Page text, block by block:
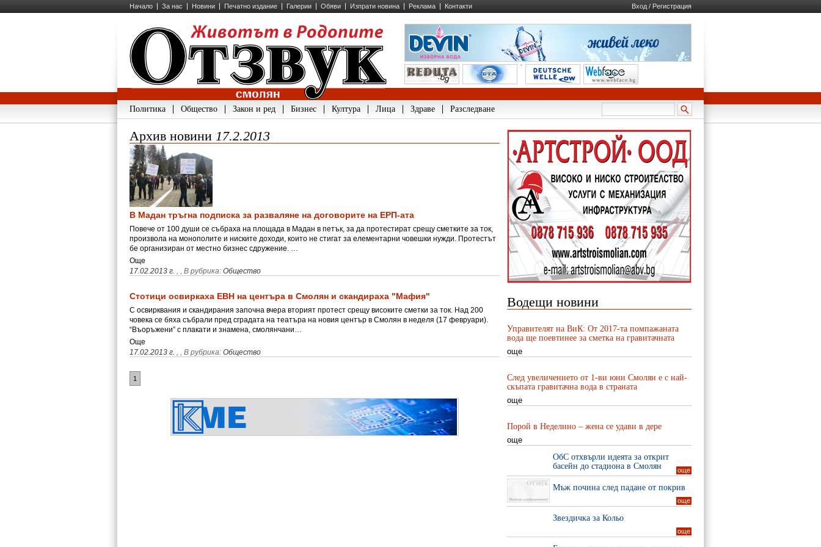
Начало За нас Новини Печатно издание Галерии Обяви Изпрати новина Реклама Контакти Вход / Регистрация
Политика Общество Закон и ред Бизнес Култура Лица Здраве Разследване
Архив новини 17.2.2013
В Мадан тръгна подписка за разваляне на договорите на ЕРП-ата
Повече от 100 души се събраха на площада в Мадан в петък, за да протестират срещу сметките за ток,
произвола на монополите и ниските доходи, които не стигат за елементарни човешки нужди. Протестът
бе организиран от местно бизнес сдружение. …
17.02.2013 г. , , В рубрика: Общество
Още
Стотици освиркаха ЕВН на центъра в Смолян и скандираха "Мафия"
С освирквания и скандирания започна вчера вторият протест срещу високите сметки за ток. Над 200
човека се бяха събрали пред сградата на театъра на новия център в Смолян в неделя (17 февруари).
“Въоръжени” с плакати и знамена, смолянчани…
17.02.2013 г. , , В рубрика: Общество
Още
1
Водещи новини
Управителят на ВиК: От 2017-та помпажаната
вода ще поевтинее за сметка на гравитачната
още
След увеличението от 1-ви юни Смолян е с най-
скъпата гравитачна вода в страната
още
Порой в Неделино – жена се удави в дере
още
ОбС отхвърли идеята за открит
басейн до стадиона в Смолян
още
Мъж почина след падане от покрив
още
Звездичка за Кольо
още